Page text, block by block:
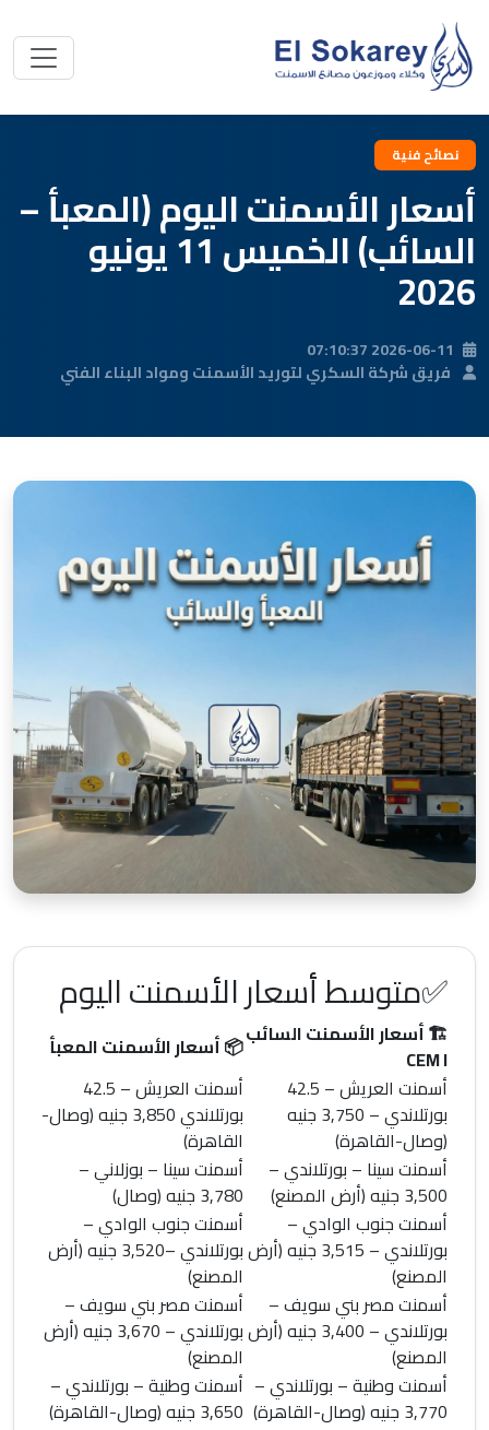
نصائح فنية
أسعار الأسمنت اليوم (المعبأ –
السائب) الخميس 11 يونيو
2026
2026-06-11 07:10:37
فريق شركة السكري لتوريد الأسمنت ومواد البناء الفني
✅متوسط أسعار الأسمنت اليوم
🏗️أسعار الأسمنت السائب
CEM I
📦أسعار الأسمنت المعبأ
أسمنت العريش
– 42.5
بورتلاندي – 3,750 جنيه
(وصال-القاهرة)
أسمنت العريش
– 42.5
بورتلاندي3,850 جنيه
(وصال-
القاهرة)
أسمنت سينا – بورتلاندي –
3,500 جنيه
(أرض المصنع)
أسمنت سينا – بوزلاني –
3,780 جنيه
(وصال)
أسمنت جنوب الوادي–
بورتلاندي – 3,515 جنيه
(أرض
المصنع)
أسمنت جنوب الوادي–
بورتلاندي –3,520 جنيه
(أرض
المصنع)
أسمنت مصر بني سويف–
بورتلاندي – 3,400 جنيه
(أرض
المصنع)
أسمنت مصر بني سويف–
بورتلاندي – 3,670 جنيه
(أرض
المصنع)
أسمنت وطنية– بورتلاندي –
3,770 جنيه
(وصال-القاهرة)
أسمنت وطنية– بورتلاندي –
3,650 جنيه
(وصال-القاهرة)